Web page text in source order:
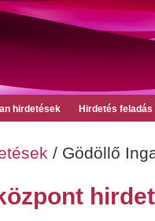
hirdetések Hirdetés feladás
/ Gödöllő